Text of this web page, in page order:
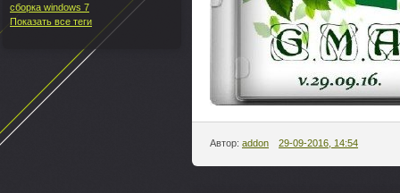
Автор: addon 29-09-2016, 14:54
сборка windows 7
Показать все теги